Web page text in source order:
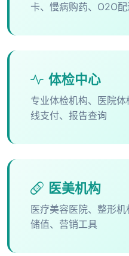
卡、慢病购药、O2O配
体检中心
专业体检机构、医院
线支付、报告查询
医美机构
医疗美容医院、整形
储值、营销工具